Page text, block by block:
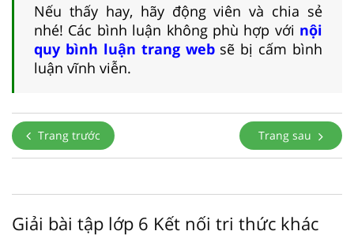
Nếu thấy hay, hãy động viên và chia sẻ
nhé! Các bình luận không phù hợp với nội
quy bình luận trang websẽ bị cấm bình
luận vĩnh viễn.
Trang trước Trang sau
Giải bài tập lớp 6 Kết nối tri thức khác